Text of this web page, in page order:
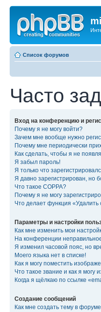
Список форумов
Часто
Вход на конференцию и
Почему я не могу войти?
Зачем мне вообще нужно
Почему мне периодически
Как сделать, чтобы я не
Я забыл пароль!
Я только что
Я давно зарегистрирован, но
Что такое COPPA?
Почему я не могу
Что делает функция
Параметры и настройки
Как мне изменить мои
На конференции
Я изменил часовой пояс, но
Моего языка нет в списке!
Как я могу поместить
Что такое звание и как я могу
Когда я щёлкаю по ссылке
Создание сообщений
Как мне создать тему в